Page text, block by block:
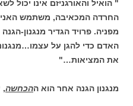
" הואיל והאורגניזם אינו יכול
החרדה המכאיבה, משתמש האני
מפניה. פרויד הגדיר מנגנון-
האדם כדי להגן על
את המציאות…"
מנגנון הגנה אחר הוא ההכחשה,